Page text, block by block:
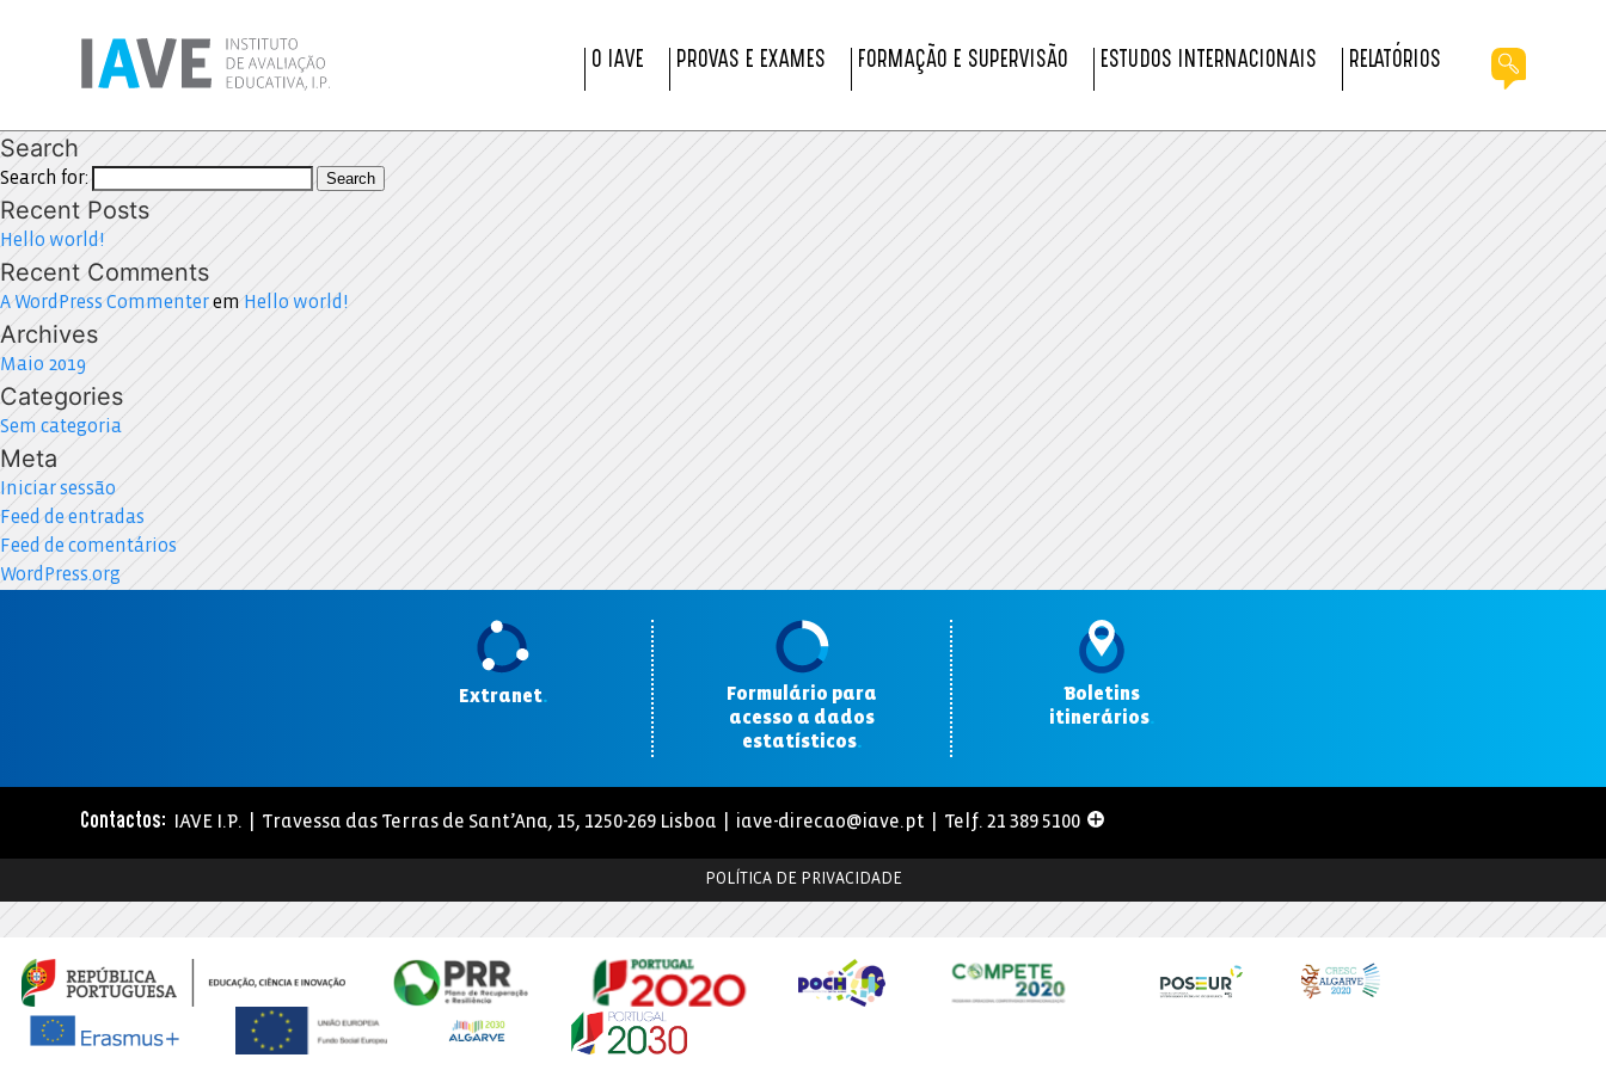
O IAVE PROVAS E EXAMES FORMAÇÃO E SUPERVISÃO ESTUDOS INTERNACIONAIS RELATÓRIOS
Search
Search for: Search
Recent Posts
Hello world!
Recent Comments
A WordPress Commenterem Hello world!
Archives
Maio 2019
Categories
Sem categoria
Meta
Iniciar sessão
Feed de entradas
Feed de comentários
WordPress.org
Extranet.
Formulário para
acesso a dados
estatísticos.
Boletins
itinerários.
Contactos: IAVE I.P. | Travessa das Terras de Sant’Ana, 15, 1250-269 Lisboa | iave-direcao@iave.pt | Telf. 21 389 5100
POLÍTICA DE PRIVACIDADE